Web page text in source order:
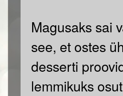
Magusaks sai
see, et ostes
desserti
lemmikuks